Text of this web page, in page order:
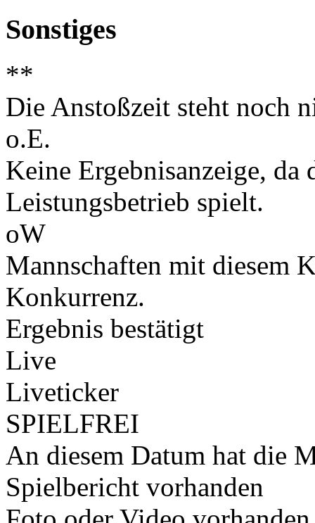
Sonstiges
**
Die Anstoßzeit steht noch
o.E.
Keine Ergebnisanzeige,
Leistungsbetrieb spielt.
oW
Mannschaften mit diesem
Konkurrenz.
Ergebnis bestätigt
Live
Liveticker
SPIELFREI
An diesem Datum hat die
Spielbericht vorhanden